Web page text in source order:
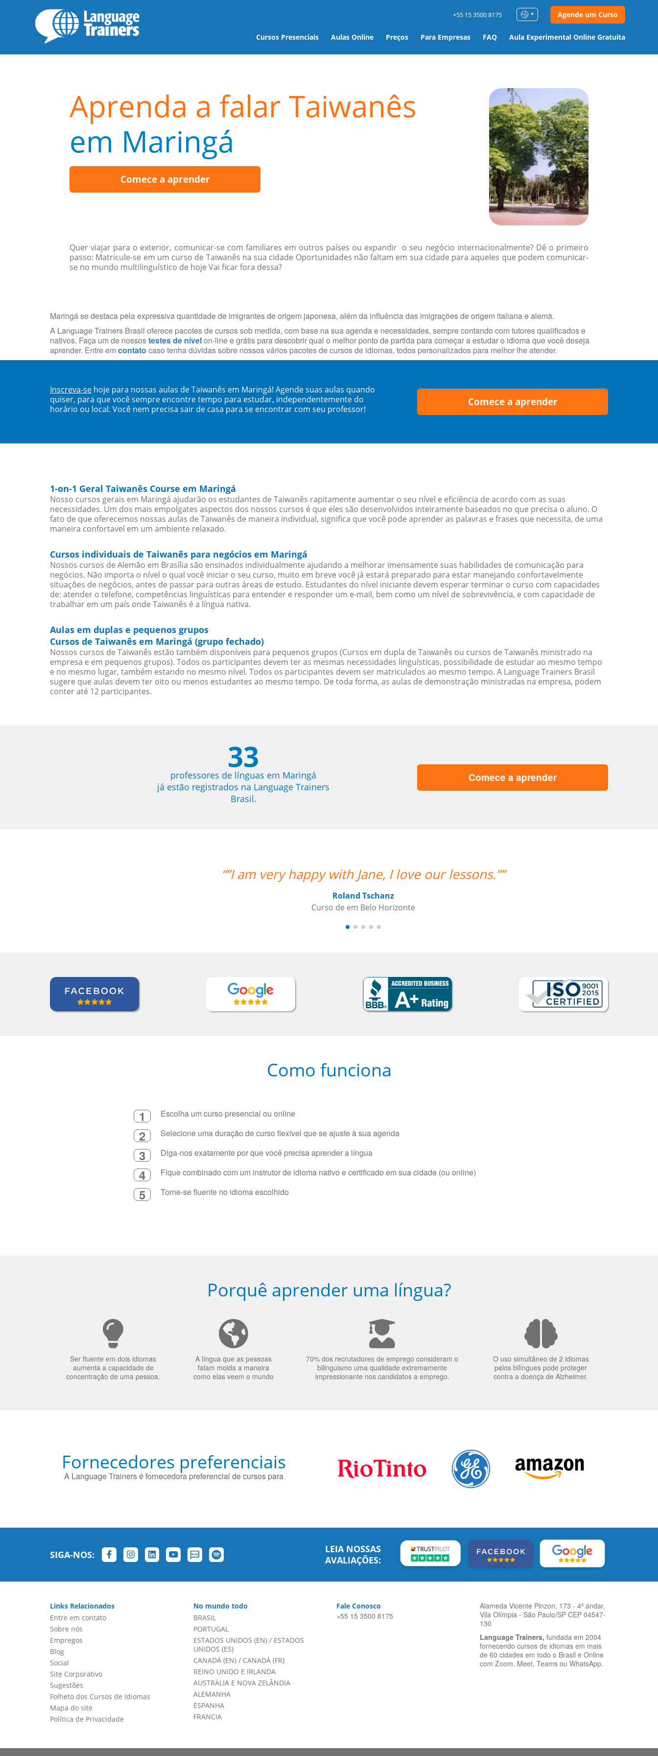
Cursos Presenciais Aulas Online Preços Para Empresas FAQ Aula Experimental Online Gratuita
+55 15 3500 8175 Agende um Curso
Aprenda a falar Taiwanês
em Maringá
Comece a aprender
Quer viajar para o exterior, comunicar-se com familiares em outros países ou expandir o seu negócio internacionalmente? Dê o primeiro
passo: Matricule-se em um curso de Taiwanês na sua cidade Oportunidades não faltam em sua cidade para aqueles que podem comunicar-
se no mundo multilinguístico de hoje Vai ficar fora dessa?
Maringá se destaca pela expressiva quantidade de imigrantes de origem japonesa, além da influência das imigrações de origem italiana e alemã.
A Language Trainers Brasil oferece pacotes de cursos sob medida, com base na sua agenda e necessidades, sempre contando com tutores qualificados e
nativos. Faça um de nossostestes de nívelon-line e grátis para descobrir qual o melhor ponto de partida para começar a estudar o idioma que você deseja
aprender. Entre em contato caso tenha dúvidas sobre nossos vários pacotes de cursos de idiomas, todos personalizados para melhor lhe atender.
Inscreva-se hoje para nossas aulas de Taiwanês em Maringá! Agende suas aulas quando
quiser, para que você sempre encontre tempo para estudar, independentemente do
horário ou local. Você nem precisa sair de casa para se encontrar com seu professor!
Comece a aprender
1-on-1 Geral Taiwanês Course em Maringá
Nosso cursos gerais em Maringá ajudarão os estudantes de Taiwanês rapitamente aumentar o seu nível e eficiência de acordo com as suas
necessidades. Um dos mais empolgates aspectos dos nossos cursos é que eles são desenvolvidos inteiramente baseados no que precisa o aluno. O
fato de que oferecemos nossas aulas de Taiwanês de maneira individual, significa que você pode aprender as palavras e frases que necessita, de uma
maneira confortavel em um ambiente relaxado.
Cursos individuais de Taiwanês para negócios em Maringá
Nossos cursos de Alemão em Brasília são ensinados individualmente ajudando a melhorar imensamente suas habilidades de comunicação para
negócios. Não importa o nível o qual você iniciar o seu curso, muito em breve você já estará preparado para estar manejando confortavelmente
situações de negócios, antes de passar para outras áreas de estudo. Estudantes do nível iniciante devem esperar terminar o curso com capacidades
de: atender o telefone, competências linguísticas para entender e responder um e-mail, bem como um nível de sobrevivência, e com capacidade de
trabalhar em um país onde Taiwanês é a língua nativa.
Aulas em duplas e pequenos grupos
Cursos de Taiwanês em Maringá (grupo fechado)
Nossos cursos de Taiwanês estão também disponíveis para pequenos grupos (Cursos em dupla de Taiwanês ou cursos de Taiwanês ministrado na
empresa e em pequenos grupos). Todos os participantes devem ter as mesmas necessidades linguísticas, possibilidade de estudar ao mesmo tempo
e no mesmo lugar, também estando no mesmo nível. Todos os participantes devem ser matriculados ao mesmo tempo. A Language Trainers Brasil
sugere que aulas devem ter oito ou menos estudantes ao mesmo tempo. De toda forma, as aulas de demonstração ministradas na empresa, podem
conter até 12 participantes.
33
professores de línguas em Maringá
já estão registrados na Language Trainers
Brasil.
Comece a aprender
“”I am very happy with Jane, I love our lessons.””
Roland Tschanz
Curso de em Belo Horizonte
Como funciona
1 Escolha um curso presencial ou online
2 Selecione uma duração de curso flexível que se ajuste à sua agenda
3 Diga-nos exatamente por que você precisa aprender a língua
4 Fique combinado com um instrutor de idioma nativo e certificado em sua cidade (ou online)
5 Torne-se fluente no idioma escolhido
Porquê aprender uma língua?
Ser fluente em dois idiomas
aumenta a capacidade de
concentração de uma pessoa.
A língua que as pessoas
falam molda a maneira
como elas veem o mundo
70% dos recrutadores de emprego consideram o
bilinguismo uma qualidade extremamente
impressionante nos candidatos a emprego.
O uso simultâneo de 2 idiomas
pelos bilíngues pode proteger
contra a doença de Alzheimer.
Fornecedores preferenciais
A Language Trainers é fornecedora preferencial de cursos para
SIGA-NOS:
LEIA NOSSAS
AVALIAÇÕES:
Links Relacionados
Entre em contato
Sobre nós
Empregos
Blog
Social
Site Corporativo
Sugestões
Folheto dos Cursos de Idiomas
Mapa do site
Política de Privacidade
No mundo todo
BRASIL
PORTUGAL
ESTADOS UNIDOS (EN)/ ESTADOS
UNIDOS (ES)
CANADÁ (EN)/ CANADÁ (FR)
REINO UNIDO E IRLANDA
AUSTRÁLIA E NOVA ZELÂNDIA
ALEMANHA
ESPANHA
FRANCIA
Fale Conosco
+55 15 3500 8175
Alameda Vicente Pinzon, 173 - 4º andar,
Vila Olímpia - São Paulo/SP CEP 04547-
130
Language Trainers, fundada em 2004
fornecendo cursos de idiomas em mais
de 60 cidades em todo o Brasil e Online
com Zoom, Meet, Teams ou WhatsApp.